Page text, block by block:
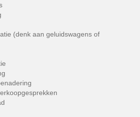
(denk aan geluidswagens of